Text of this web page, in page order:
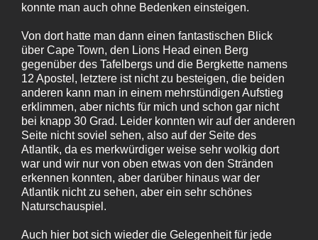
konnte man auch ohne Bedenken einsteigen.
Von dort hatte man dann einen fantastischen Blick
über Cape Town, den Lions Head einen Berg
gegenüber des Tafelbergs und die Bergkette namens
12 Apostel, letztere ist nicht zu besteigen, die beiden
anderen kann man in einem mehrstündigen Aufstieg
erklimmen, aber nichts für mich und schon gar nicht
bei knapp 30 Grad. Leider konnten wir auf der anderen
Seite nicht soviel sehen, also auf der Seite des
Atlantik, da es merkwürdiger weise sehr wolkig dort
war und wir nur von oben etwas von den Stränden
erkennen konnten, aber darüber hinaus war der
Atlantik nicht zu sehen, aber ein sehr schönes
Naturschauspiel.
Auch hier bot sich wieder die Gelegenheit für jede